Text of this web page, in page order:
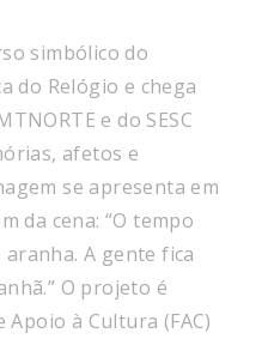
simbólico do
do Relógio e chega
e do SESC
afetos e
se apresenta em
da cena: “O tempo
A gente fica
O projeto é
à Cultura (FAC)